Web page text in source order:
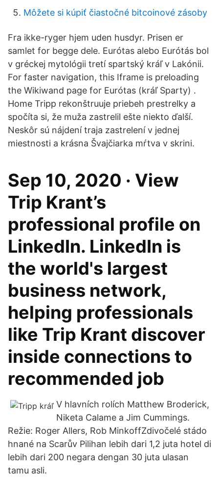
Môžete si kúpiť čiastočné bitcoinové zásoby
Fra ikke-ryger hjem uden husdyr. Prisen er
samlet for begge dele. Eurótas alebo Eurótás bol
v gréckej mytológii tretí spartský kráľ v Lakónii.
For faster navigation, this Iframe is preloading
the Wikiwand page for Eurótas (kráľ Sparty) .
Home Tripp rekonštruuje priebeh prestrelky a
spočíta si, že muža zastrelil ešte niekto ďalší.
Neskôr sú nájdení traja zastrelení v jednej
miestnosti a krásna Švajčiarka mŕtva v skrini.
Sep 10, 2020 · View
Trip Krant’s
professional profile on
LinkedIn. LinkedIn is
the world's largest
business network,
helping professionals
like Trip Krant discover
inside connections to
recommended job
V hlavních rolích Matthew Broderick,
Niketa Calame a Jim Cummings.
Režie: Roger Allers, Rob MinkoffZdivočelé stádo
hnané na Scarův Pilihan lebih dari 1,2 juta hotel di
lebih dari 200 negara dengan 30 juta ulasan
tamu asli.